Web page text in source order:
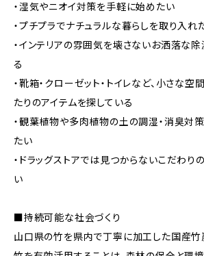
・湿気やニオイ対策を手軽に始めたい
・プチプラでナチュラルな暮らしを取り入れ
・インテリアの雰囲気を壊さないお洒落な
る
・靴箱・クローゼット・トイレなど、小さな空
たりのアイテムを探している
・観葉植物や多肉植物の土の調湿・消臭対
たい
・ドラッグストアでは見つからないこだわ
い
■持続可能な社会づくり
山口県の竹を県内で丁寧に加工した国産竹